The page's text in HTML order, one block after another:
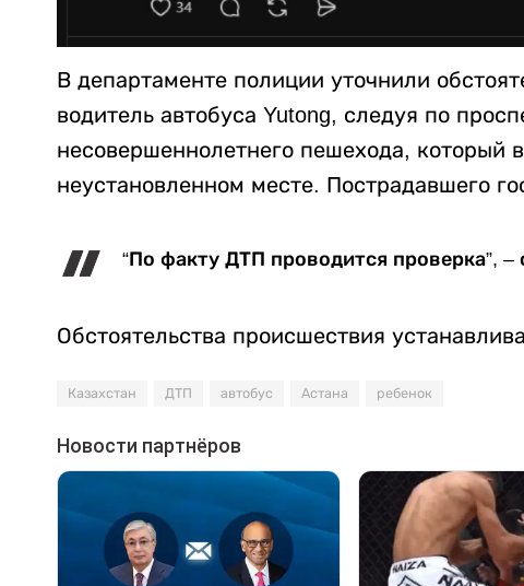
В департаменте полиции уточнили
водитель автобуса Yutong, следуя по
несовершеннолетнего пешехода, который
неустановленном месте. Пострадавшего
“По факту ДТП проводится проверка”,
Обстоятельства происшествия
Казахстан ДТП автобус Астана ребенок